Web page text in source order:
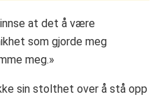
at det å være
som gjorde meg
meg.»
sin stolthet over å stå opp